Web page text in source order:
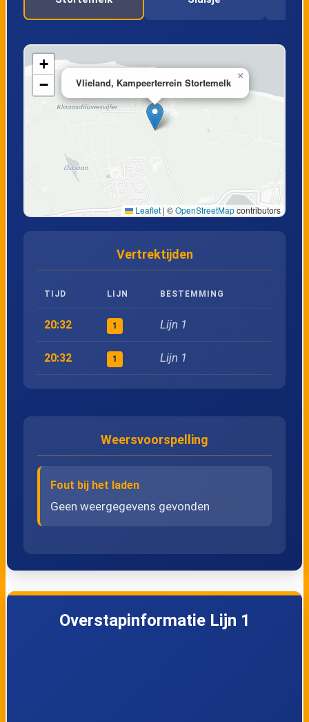
18 Vlieland, Kampeerterrein Stortemelk
19 Vlieland, Stortemelk - Het Sluisje
20 Vlieland, Duinkersoord - Bosrand
Vlieland, Duinkersoord - Koekoek
Vlieland, Duinkersoord - Zilvermeeuw
23 Vlieland, Duinkersoord - Toppunt
Vlieland, Ankerplaats
25 Vlieland, Strandhotel Seeduyn
28 Vlieland, Dorp - Kerk
29 Vlieland, Vuurtoren
30 Vlieland, Kampeerterrein Lange Paal
Vlieland, Kampeerterrein Stortemelk
×
+
−
Leaflet | ©OpenStreetMapcontributors
Vertrektijden
TIJD LIJN BESTEMMING
20:32 1 Lijn 1
20:32 1 Lijn 1
Weersvoorspelling
Fout bij het laden
Geen weergegevens gevonden
Overstapinformatie Lijn 1